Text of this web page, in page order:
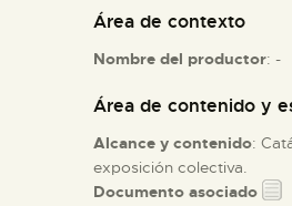
ESPAÑOL
Área de contexto
Nombre del productor: -
Área de contenido y
Alcance y contenido:
exposición colectiva.
Documento asociado